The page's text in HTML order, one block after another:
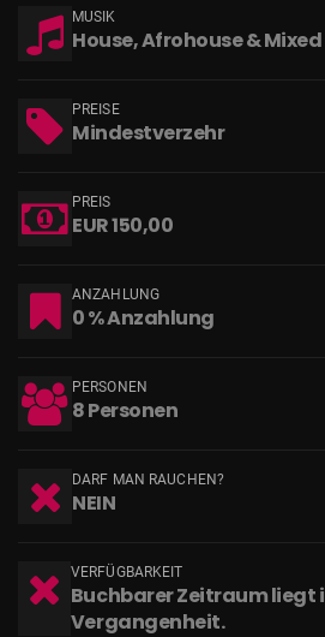
MUSIK
House, Afrohouse &
PREISE
Mindestverzehr
PREIS
EUR 150,00
ANZAHLUNG
0 % Anzahlung
PERSONEN
8 Personen
DARF MAN RAUCHEN?
NEIN
VERFÜGBARKEIT
Buchbarer Zeitraum liegt
Vergangenheit.